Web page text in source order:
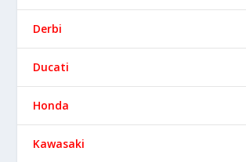
Derbi
Ducati
Honda
Kawasaki